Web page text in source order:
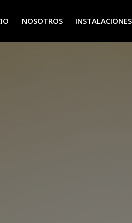
NOSOTROS INSTALACIONES